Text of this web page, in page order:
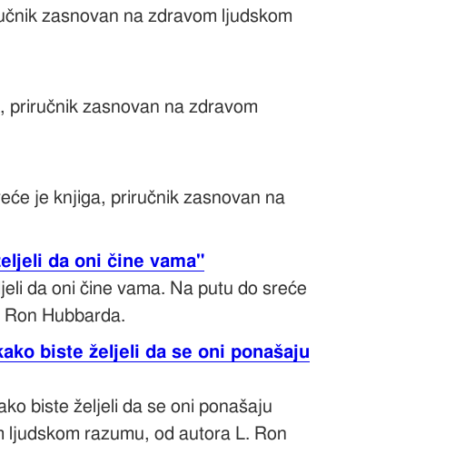
zasnovan na zdravom ljudskom
priručnik zasnovan na zdravom
je knjiga, priručnik zasnovan na
da oni čine vama"
da oni čine vama. Na putu do sreće
Hubbarda.
biste željeli da se oni ponašaju
biste željeli da se oni ponašaju
razumu, od autora L. Ron